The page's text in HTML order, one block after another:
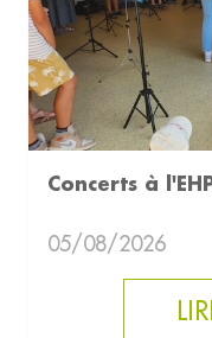
Concerts à
05/08/2026